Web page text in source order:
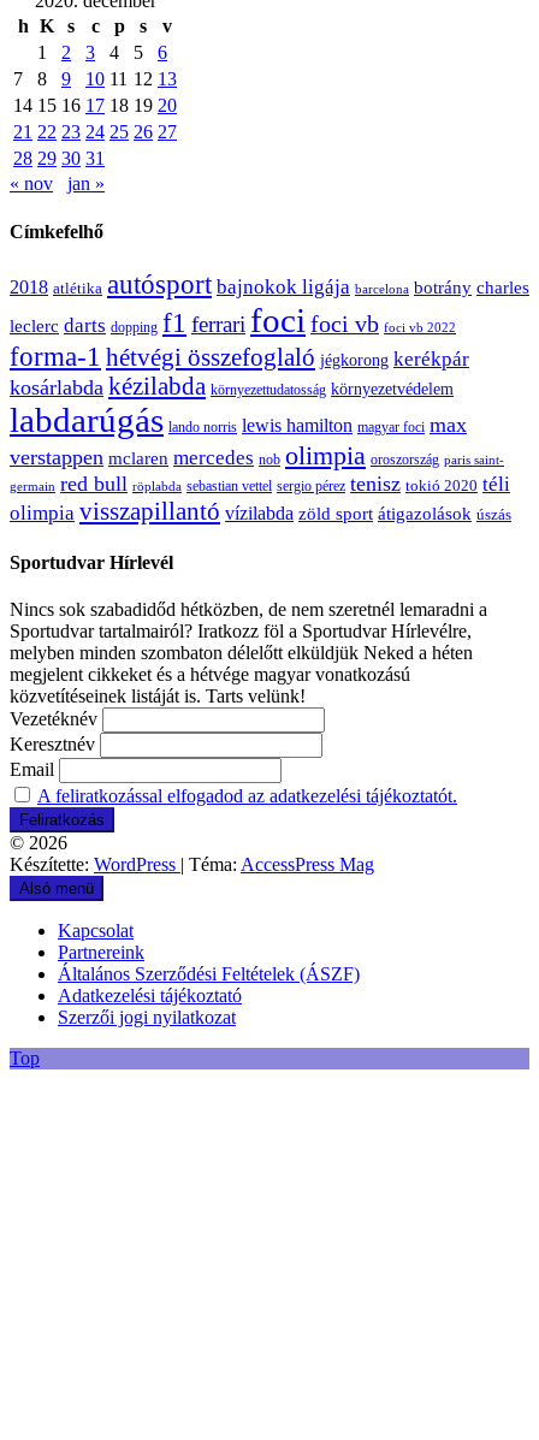
h K s c p s
v
1
2 3 4 5
6
7
8 9 10 11 12 13
14 15 16 17 18 19 20
21 22 23 24 25 26 27
28 29 30 31
« nov
jan »
Címkefelhő
2018 atlétika autósport bajnokok ligája barcelona botrány charles
leclerc darts dopping f1 ferrari foci foci vb foci vb 2022
forma-1 hétvégi összefoglaló jégkorong kerékpár
kosárlabda kézilabda környezettudatosság környezetvédelem
labdarúgás lando norris lewis hamilton magyar foci max
verstappen mclaren mercedes nob olimpia oroszország paris saint-
germain red bull röplabda sebastian vettel sergio pérez tenisz tokió 2020 téli
olimpia visszapillantó vízilabda zöld sport átigazolások úszás
Sportudvar Hírlevél
Nincs sok szabadidőd hétközben, de nem szeretnél lemaradni a
Sportudvar tartalmairól? Iratkozz föl a Sportudvar Hírlevélre,
melyben minden szombaton délelőtt elküldjük Neked a héten
megjelent cikkeket és a hétvége magyar vonatkozású
közvetítéseinek listáját is. Tarts velünk!
Vezetéknév
Keresztnév
Email
A feliratkozással elfogadod az adatkezelési tájékoztatót.
© 2026
Készítette: WordPress | Téma: AccessPress Mag
Alsó menü
Kapcsolat
Partnereink
Általános Szerződési Feltételek (ÁSZF)
Adatkezelési tájékoztató
Szerzői jogi nyilatkozat
Top